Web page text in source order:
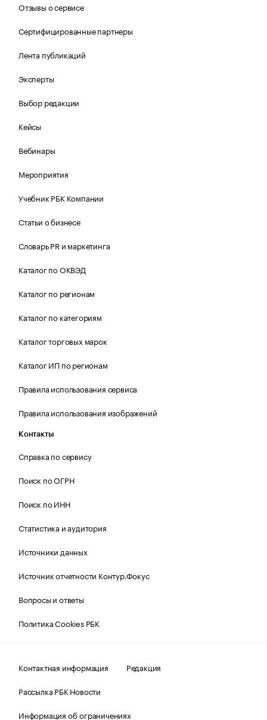
Отзывы о сервисе
Сертифицированные партнеры
Лента публикаций
Эксперты
Выбор редакции
Кейсы
Вебинары
Мероприятия
Учебник РБК Компании
Статьи о бизнесе
Словарь PR и маркетинга
Каталог по ОКВЭД
Каталог по регионам
Каталог по категориям
Каталог торговых марок
Каталог ИП по регионам
Правила использования сервиса
Правила использования изображений
Контакты
Справка по сервису
Поиск по ОГРН
Поиск по ИНН
Статистика и аудитория
Источники данных
Источник отчетности Контур.Фокус
Вопросы и ответы
Политика Cookies РБК
Контактная информация
Редакция
Рассылка РБК Новости
Информация об ограничениях